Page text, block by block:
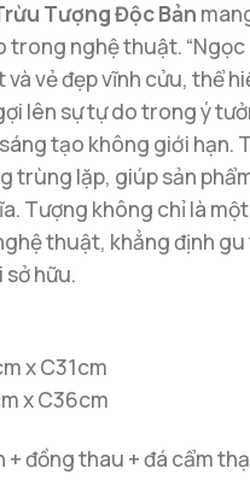
Tượng Độc Bản
trong nghệ thuật.
vẻ đẹp vĩnh cửu, thể
lên sự tự do trong ý
tạo không giới hạn.
trùng lặp, giúp sản
Tượng không chỉ là
thuật, khẳng định
hữu.
x C31cm
x C36cm
đồng thau + đá cẩm